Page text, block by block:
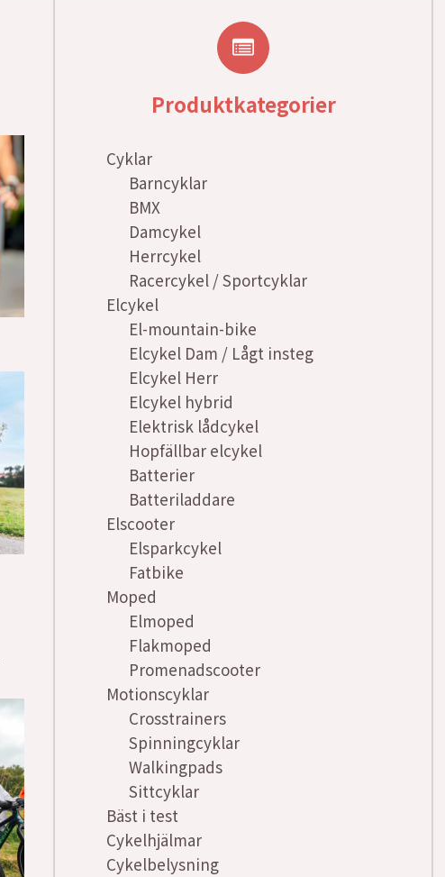
Produktkategorier
Cyklar
Barncyklar
BMX
Damcykel
Herrcykel
Racercykel / Sportcyklar
Elcykel
El-mountain-bike
Elcykel Dam / Lågt insteg
Elcykel Herr
Elcykel hybrid
Elektrisk lådcykel
Hopfällbar elcykel
Batterier
Batteriladdare
Elscooter
Elsparkcykel
Fatbike
Moped
Elmoped
Flakmoped
Promenadscooter
Motionscyklar
Crosstrainers
Spinningcyklar
Walkingpads
Sittcyklar
Bäst i test
Cykelhjälmar
Cykelbelysning